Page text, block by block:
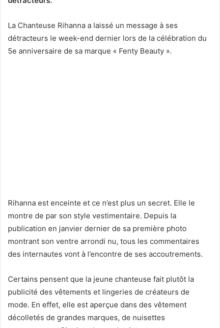
La Chanteuse Rihanna a laissé un message à ses
détracteurs le week-end dernier lors de la célébration du
5e anniversaire de sa marque « Fenty Beauty ».
Rihanna est enceinte et ce n’est plus un secret. Elle le
montre de par son style vestimentaire. Depuis la
publication en janvier dernier de sa première photo
montrant son ventre arrondi nu, tous les commentaires
des internautes vont à l’encontre de ses accoutrements.
Certains pensent que la jeune chanteuse fait plutôt la
publicité des vêtements et lingeries de créateurs de
mode. En effet, elle est aperçue dans des vêtement
décolletés de grandes marques, de nuisettes